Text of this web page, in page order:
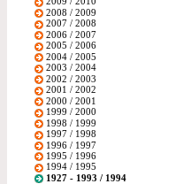
2008 / 2009
2007 / 2008
2006 / 2007
2005 / 2006
2004 / 2005
2003 / 2004
2002 / 2003
2001 / 2002
2000 / 2001
1999 / 2000
1998 / 1999
1997 / 1998
1996 / 1997
1995 / 1996
1994 / 1995
1927 - 1993 / 1994